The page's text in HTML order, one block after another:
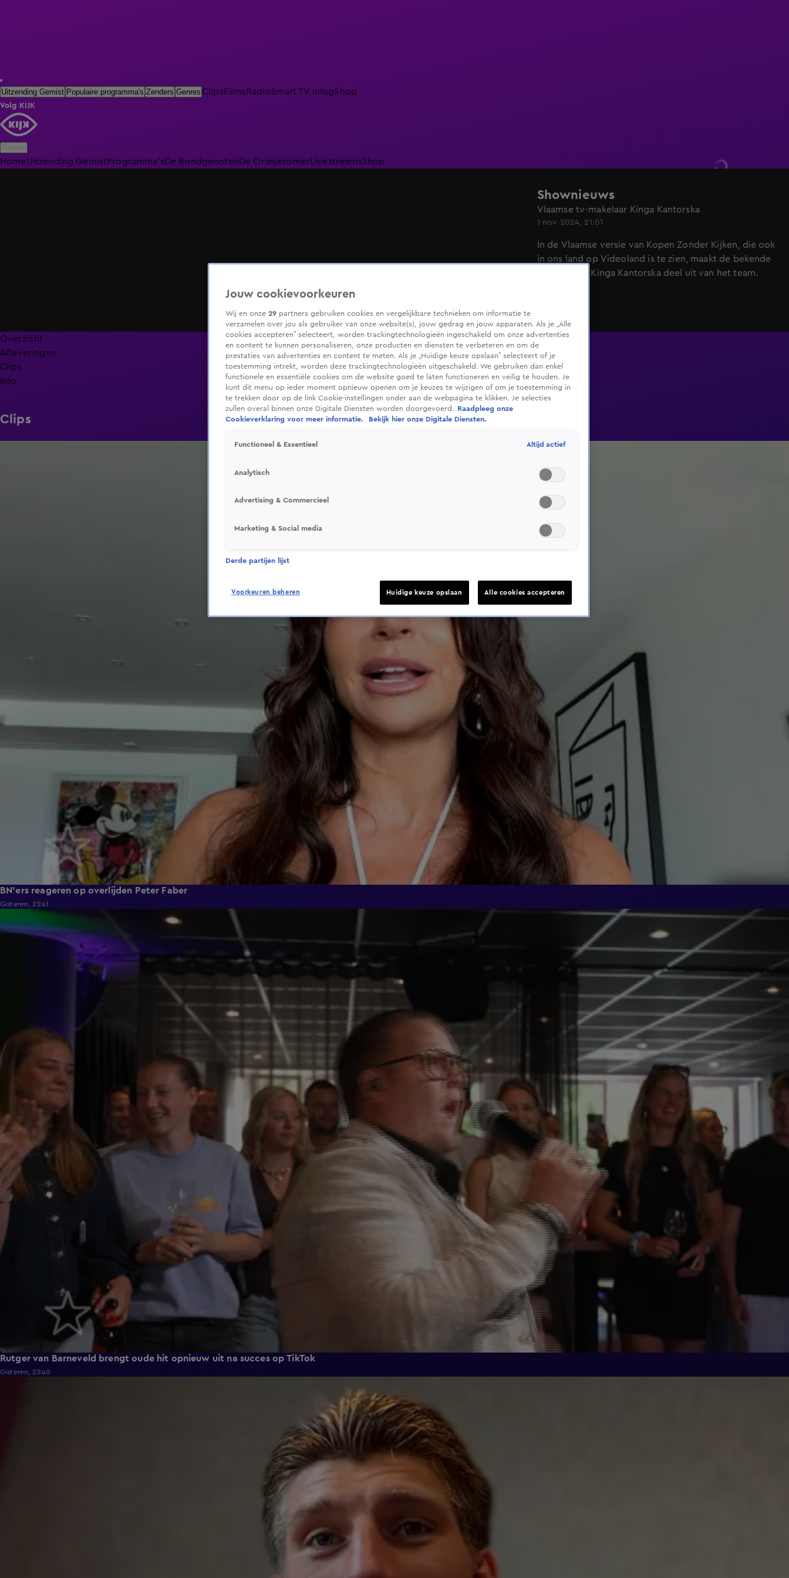
Uitzending Gemist Populaire programma's Zenders Genres ClipsFilmsRadioSmart TV inlogShop
Volg KIJK
HomeUitzending GemistProgramma'sDe BondgenotenDe Oranjezomer LivestreamsShop
Shownieuws
Vlaamse tv-makelaar Kinga Kantorska
1 nov 2024, 21:01
In de Vlaamse versie van Kopen Zonder Kijken, die ook
in ons land op Videoland is te zien, maakt de bekende
tv-makelaar Kinga Kantorska deel uit van het team.
Overzicht
Afleveringen
Clips
Info
Clips
BN'ers reageren op overlijden Peter Faber
Gisteren, 23:41
Rutger van Barneveld brengt oude hit opnieuw uit na succes op TikTok
Gisteren, 23:40
Jouw cookievoorkeuren
Wij en onze 29 partners gebruiken cookies en vergelijkbare technieken om informatie te
verzamelen over jou als gebruiker van onze website(s), jouw gedrag en jouw apparaten. Als je „Alle
cookies accepteren” selecteert, worden trackingtechnologieën ingeschakeld om onze advertenties
en content te kunnen personaliseren, onze producten en diensten te verbeteren en om de
prestaties van advertenties en content te meten. Als je „Huidige keuze opslaan” selecteert of je
toestemming intrekt, worden deze trackingtechnologieën uitgeschakeld. We gebruiken dan enkel
functionele en essentiële cookies om de website goed te laten functioneren en veilig te houden. Je
kunt dit menu op ieder moment opnieuw openen om je keuzes te wijzigen of om je toestemming in
te trekken door op de link Cookie-instellingen onder aan de webpagina te klikken. Je selecties
zullen overal binnen onze Digitale Diensten worden doorgevoerd.
Raadpleeg onze
Cookieverklaring voor meer informatie.
Bekijk hier onze Digitale Diensten.
Functioneel & Essentieel Altijd actief
Analytisch
Advertising & Commercieel
Marketing & Social media
Derde partijen lijst
Voorkeuren beheren Huidige keuze opslaan Alle cookies accepteren